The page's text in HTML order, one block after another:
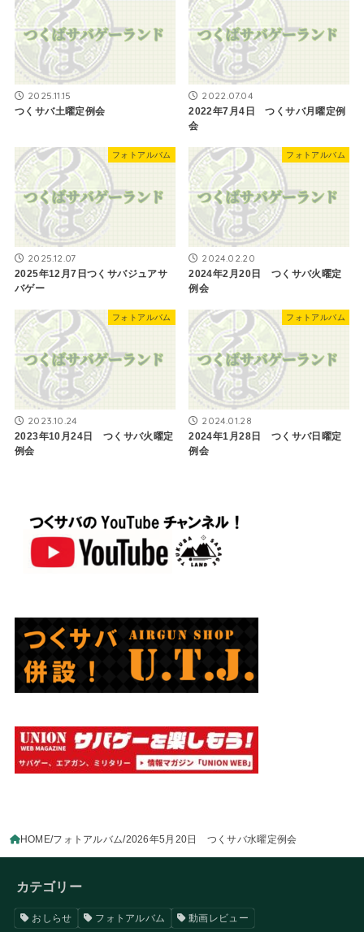
2025.11.15
つくサバ土曜定例会
2022.07.04
2022年7月4日 つくサバ月曜定例
会
フォトアルバム
2025.12.07
2025年12月7日つくサバジュアサ
バゲー
フォトアルバム
2024.02.20
2024年2月20日 つくサバ火曜定
例会
フォトアルバム
2023.10.24
2023年10月24日 つくサバ火曜定
例会
フォトアルバム
2024.01.28
2024年1月28日 つくサバ日曜定
例会
HOME フォトアルバム 2026年5月20日 つくサバ水曜定例会
カテゴリー
おしらせ フォトアルバム 動画レビュー